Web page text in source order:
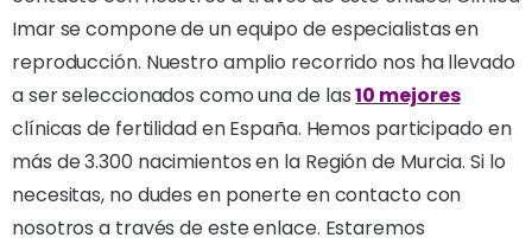
Imar se compone de un equipo de especialistas en
reproducción. Nuestro amplio recorrido nos ha llevado
a ser seleccionados como una de las10 mejores
clínicas de fertilidad en España. Hemos participado en
más de 3.300 nacimientos en la Región de Murcia. Si lo
necesitas, no dudes en ponerte en contacto con
nosotros a través de este enlace. Estaremos